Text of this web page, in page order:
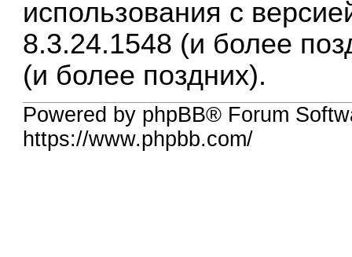
использования с
8.3.24.1548 (и более
(и более поздних).
Powered by phpBB® Forum
https://www.phpbb.com/